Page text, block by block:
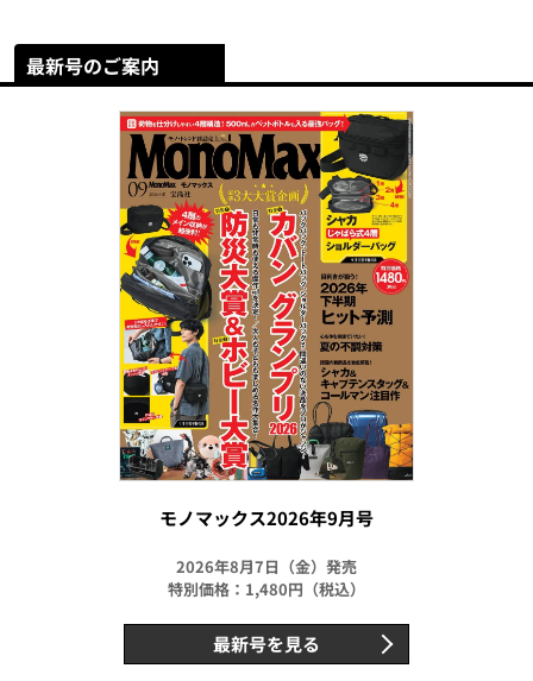
最新号のご案内
モノマックス2026年9月号
2026年8月7日（金）発売
特別価格：1,480円（税込）
最新号を見る